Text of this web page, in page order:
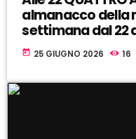
almanacco della
settimana dal 22
today 25 GIUGNO 2026 16